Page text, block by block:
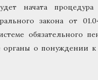
начата
закона от
обязательного
о понуждении